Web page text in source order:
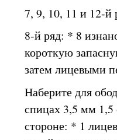
7, 9, 10, 11 и 12-
8-й ряд: * 8
короткую
затем лицевыми
Наберите для
спицах 3,5 мм 1,5
стороне: * 1